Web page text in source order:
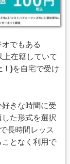
でもある
在籍していて
！)を自宅で受け
きな時間に受
た形式を選択
長時間レッス
となく利用で